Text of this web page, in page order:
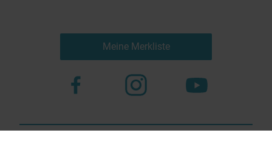
Meine Merkliste